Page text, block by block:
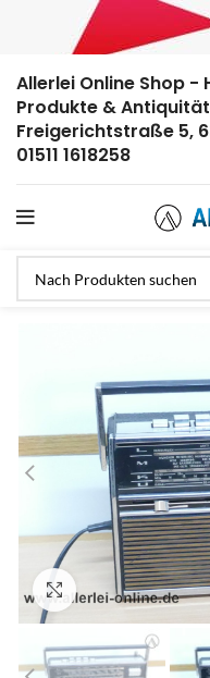
Allerlei Online Shop
Produkte &
Freigerichtstraße 5,
01511 1618258
Zum Vergrößern